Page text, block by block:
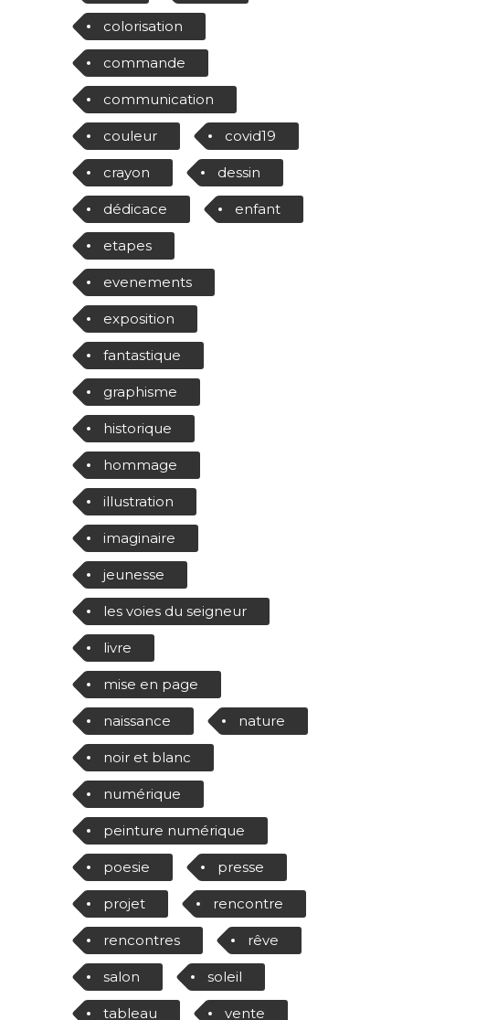
colorisation
commande
communication
couleur covid19
crayon dessin
dédicace enfant
etapes
evenements
exposition
fantastique
graphisme
historique
hommage
illustration
imaginaire
jeunesse
les voies du seigneur
livre
mise en page
naissance nature
noir et blanc
numérique
peinture numérique
poesie presse
projet rencontre
rencontres rêve
salon soleil
tableau vente